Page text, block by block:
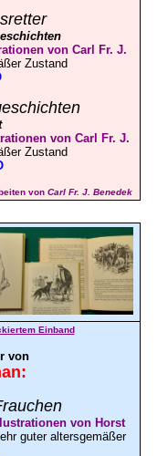
von Carl Fr. J.
Zustand
von Carl Fr. J.
Zustand
von Carl Fr. J. Benedek
Einband
von
:
von Horst
guter altersgemäßer